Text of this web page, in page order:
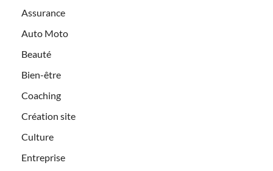
Assurance
Auto Moto
Beauté
Bien-être
Coaching
Création site
Culture
Entreprise